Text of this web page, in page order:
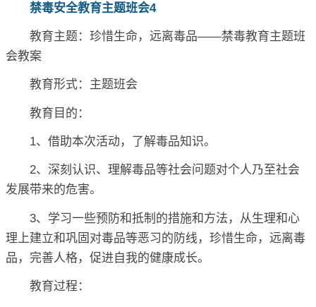
禁毒安全教育主题班会4
教育主题：珍惜生命，远离毒品——禁毒教育主题班
会教案
教育形式：主题班会
教育目的：
1、借助本次活动，了解毒品知识。
2、深刻认识、理解毒品等社会问题对个人乃至社会
发展带来的危害。
3、学习一些预防和抵制的措施和方法，从生理和心
理上建立和巩固对毒品等恶习的防线，珍惜生命，远离毒
品，完善人格，促进自我的健康成长。
教育过程：